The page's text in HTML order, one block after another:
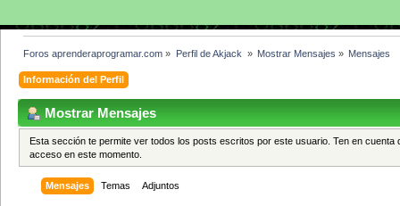
Foros aprenderaprogramar.com » Perfil de Akjack » Mostrar Mensajes » Mensajes
Información del Perfil
Mostrar Mensajes
Esta sección te permite ver todos los posts escritos por este usuario. Ten en
acceso en este momento.
Mensajes Temas Adjuntos